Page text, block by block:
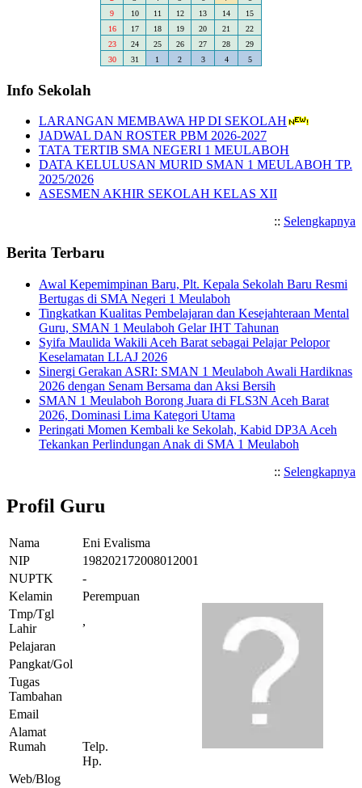
9
10 11 12 13 14
15
16
17 18 19 20 21
22
23
24 25 26 27 28
29
30
31 1 2 3 4 5
Info Sekolah
LARANGAN MEMBAWA HP DI SEKOLAH
JADWAL DAN ROSTER PBM 2026-2027
TATA TERTIB SMA NEGERI 1 MEULABOH
DATA KELULUSAN MURID SMAN 1 MEULABOH TP.
2025/2026
ASESMEN AKHIR SEKOLAH KELAS XII
:: Selengkapnya
Berita Terbaru
Awal Kepemimpinan Baru, Plt. Kepala Sekolah Baru Resmi
Bertugas di SMA Negeri 1 Meulaboh
Tingkatkan Kualitas Pembelajaran dan Kesejahteraan Mental
Guru, SMAN 1 Meulaboh Gelar IHT Tahunan
Syifa Maulida Wakili Aceh Barat sebagai Pelajar Pelopor
Keselamatan LLAJ 2026
Sinergi Gerakan ASRI: SMAN 1 Meulaboh Awali Hardiknas
2026 dengan Senam Bersama dan Aksi Bersih
SMAN 1 Meulaboh Borong Juara di FLS3N Aceh Barat
2026, Dominasi Lima Kategori Utama
Peringati Momen Kembali ke Sekolah, Kabid DP3A Aceh
Tekankan Perlindungan Anak di SMA 1 Meulaboh
:: Selengkapnya
Profil Guru
Nama
Eni Evalisma
NIP
198202172008012001
NUPTK
-
Kelamin
Perempuan
Tmp/Tgl
Lahir
,
Pelajaran
Pangkat/Gol
Tugas
Tambahan
Email
Alamat
Rumah
Telp.
Hp.
Web/Blog